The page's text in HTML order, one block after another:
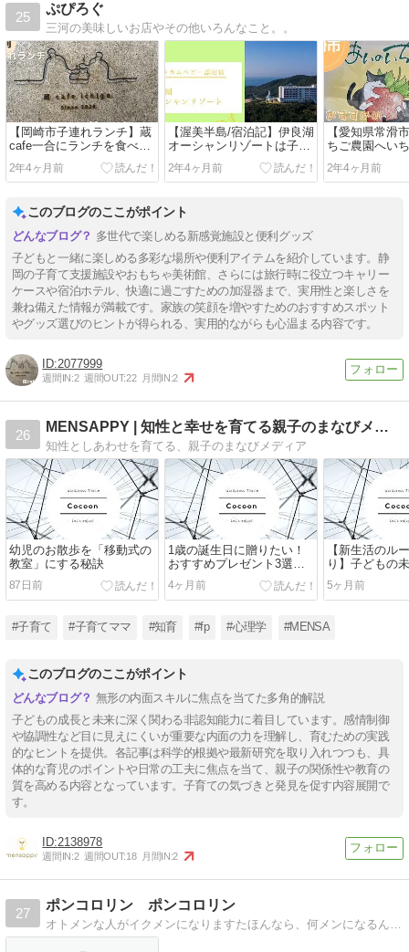
25
ぷぴろぐ
三河の美味しいお店やその他いろんなこと。。
【岡崎市子連れランチ】蔵
cafe一合にランチを食べに
行ってきた
2年4ヶ月前
【渥美半島/宿泊記】伊良湖
オーシャンリゾートは子連
れにおすすめのホテルで
す！
2年4ヶ月前
【愛知県常滑
ちご農園へい
に行ってきま
2年4ヶ月前
このブログのここがポイント
多世代で楽しめる新感覚施設と便利グッズ
子どもと一緒に楽しめる多彩な場所や便利アイテムを紹介しています。静
岡の子育て支援施設やおもちゃ美術館、さらには旅行時に役立つキャリー
ケースや宿泊ホテル、快適に過ごすための加湿器まで、実用性と楽しさを
兼ね備えた情報が満載です。家族の笑顔を増やすためのおすすめスポット
やグッズ選びのヒントが得られる、実用的ながらも心温まる内容です。
2077999
週間IN:2 週間OUT:22 月間IN:2
26
MENSAPPY | 知性と幸せを育てる親子のまなびメディア
知性としあわせを育てる、親子のまなびメディア
幼児のお散歩を「移動式の
教室」にする秘訣
87日前
1歳の誕生日に贈りたい！
おすすめプレゼント3選＋
心に残る絵本
4ヶ月前
【新生活のル
り】子どもの
２つの習慣
5ヶ月前
#子育て #子育てママ #知育 #fp #心理学 #MENSA
このブログのここがポイント
無形の内面スキルに焦点を当てた多角的解説
子どもの成長と未来に深く関わる非認知能力に着目しています。感情制御
や協調性など目に見えにくいが重要な内面の力を理解し、育むための実践
的なヒントを提供。各記事は科学的根拠や最新研究を取り入れつつも、具
体的な育児のポイントや日常の工夫に焦点を当て、親子の関係性や教育の
質を高める内容となっています。子育ての気づきと発見を促す内容展開で
す。
2138978
週間IN:2 週間OUT:18 月間IN:2
27
ポンコロリン ポンコロリン
オトメンな人がイクメンになりますたほんなら、何メンになるんでしょうかねぇ? (*´Д｀*)